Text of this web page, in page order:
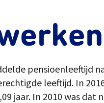
pensioenleeftijd
leeftijd. In
jaar. In 2010 was